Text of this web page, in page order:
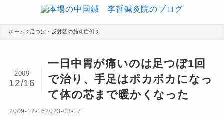
ホーム 足つぼ・反射区の施術症例
一日中胃が痛いのは足つぼ1回
で治り、手足はポカポカになっ
て体の芯まで暖かくなった
2009
12/16
2009-12-162023-03-17